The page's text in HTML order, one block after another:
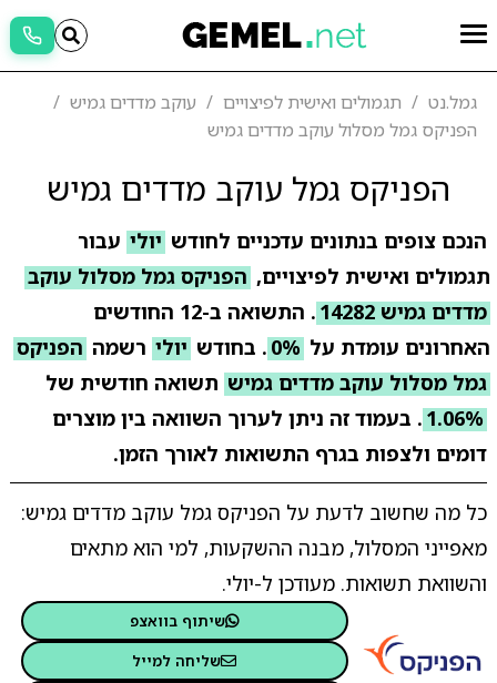
גמל.נט תגמולים ואישית לפיצויים
עוקב מדדים גמיש
הפניקס גמל מסלול עוקב מדדים גמיש
הפניקס גמל עוקב מדדים גמיש
הנכם צופים בנתונים עדכניים לחודש יולי עבור
תגמולים ואישית לפיצויים, הפניקס גמל מסלול עוקב
מדדים גמיש 14282
. התשואה ב-12 החודשים
האחרונים עומדת על 0% . בחודש יולי רשמה הפניקס
גמל מסלול עוקב מדדים גמיש תשואה חודשית של
1.06% . בעמוד זה ניתן לערוך השוואה בין מוצרים
דומים ולצפות בגרף התשואות לאורך הזמן.
כל מה שחשוב לדעת על הפניקס גמל עוקב מדדים גמיש:
מאפייני המסלול, מבנה ההשקעות, למי הוא מתאים
והשוואת תשואות. מעודכן ל-יולי.
שיתוף בוואצפ
שליחה למייל